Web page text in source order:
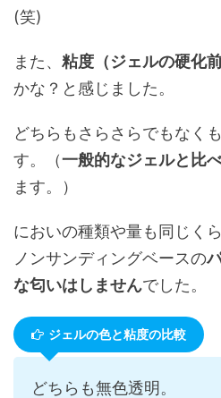
(笑)
また、 粘度（ジェルの硬化
かな？と感じました。
どちらもさらさらでもなく
す。（一般的なジェルと比
ます。）
においの種類や量も同じく
ノンサンディングベースの
な匂いはしませんでした。
ジェルの色と粘度の比較
どちらも無色透明。